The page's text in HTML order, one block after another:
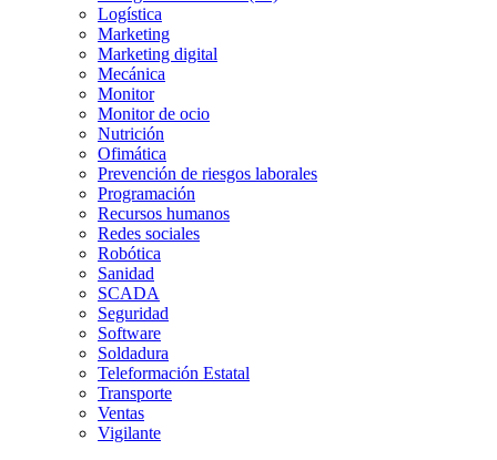
Logística
Marketing
Marketing digital
Mecánica
Monitor
Monitor de ocio
Nutrición
Ofimática
Prevención de riesgos laborales
Programación
Recursos humanos
Redes sociales
Robótica
Sanidad
SCADA
Seguridad
Software
Soldadura
Teleformación Estatal
Transporte
Ventas
Vigilante